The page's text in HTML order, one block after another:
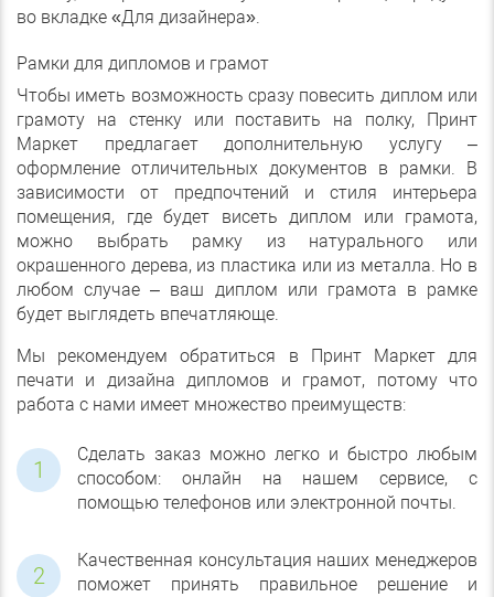
во вкладке «Для дизайнера».
Рамки для дипломов и грамот
Чтобы иметь возможность сразу повесить диплом или
грамоту на стенку или поставить на полку, Принт
Маркет предлагает дополнительную услугу –
оформление отличительных документов в рамки. В
зависимости от предпочтений и стиля интерьера
помещения, где будет висеть диплом или грамота,
можно выбрать рамку из натурального или
окрашенного дерева, из пластика или из металла. Но в
любом случае – ваш диплом или грамота в рамке
будет выглядеть впечатляюще.
Мы рекомендуем обратиться в Принт Маркет для
печати и дизайна дипломов и грамот, потому что
работа с нами имеет множество преимуществ:
Сделать заказ можно легко и быстро любым
способом: онлайн на нашем сервисе, с
помощью телефонов или электронной почты.
Качественная консультация наших менеджеров
поможет принять правильное решение и